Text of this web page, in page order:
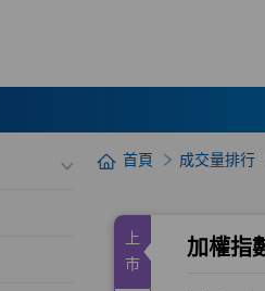
首頁 成交量排行